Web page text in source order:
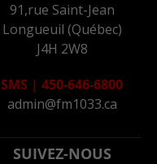
91,rue Saint-Jean
Longueuil (Québec)
J4H 2W8
SMS | 450-646-6800
admin@fm1033.ca
SUIVEZ-NOUS